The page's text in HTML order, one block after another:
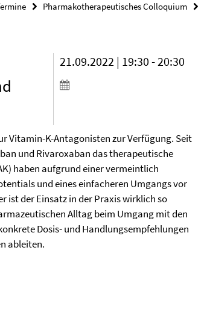
Pharmakotherapeutisches Colloquium
21.09.2022 | 19:30 - 20:30
Vitamin-K-Antagonisten zur Verfügung. Seit
und Rivaroxaban das therapeutische
haben aufgrund einer vermeintlich
und eines einfacheren Umgangs vor
ist der Einsatz in der Praxis wirklich so
Alltag beim Umgang mit den
Dosis- und Handlungsempfehlungen
ableiten.